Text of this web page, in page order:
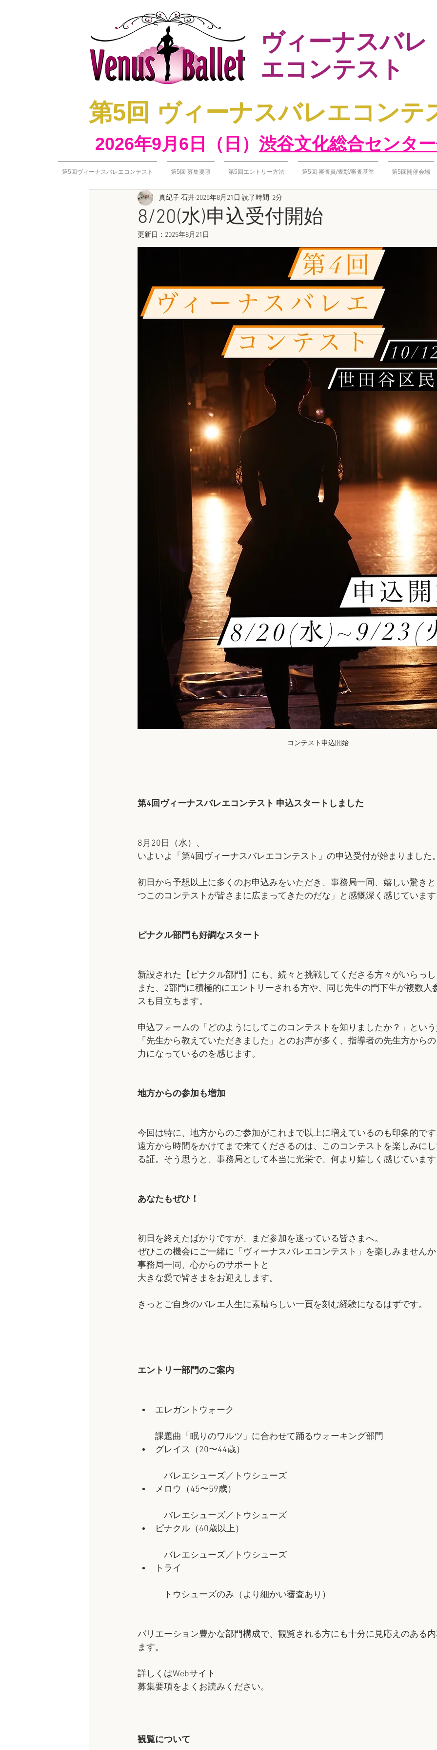
ヴィーナスバレ
エコンテスト
第5回 ヴィーナスバレエコンテ
2026年9月6日（日）​ 渋谷文化総合センタ
第5回ヴィーナスバレエコンテスト 第5回 募集要項 第5回エントリー方法 第5回 審査員/表彰/審査基準 第5回開催会場
8/20(水)申込受付開始
真紀子 石井 2025年8月21日 読了時間: 2分
更新日： 2025年8月21日
コンテスト申込開始
第4回ヴィーナスバレエコンテスト 申込スタートしました
8月20日（水）、
いよいよ「第4回ヴィーナスバレエコンテスト」の申込受付が始まりました
初日から予想以上に多くのお申込みをいただき、事務局一同、嬉しい驚き
つこのコンテストが皆さまに広まってきたのだな」と感慨深く感じていま
ピナクル部門も好調なスタート
新設された【ピナクル部門】にも、続々と挑戦してくださる方々がいらっ
また、2部門に積極的にエントリーされる方や、同じ先生の門下生が複数人
スも目立ちます。
申込フォームの「どのようにしてこのコンテストを知りましたか？」とい
「先生から教えていただきました」とのお声が多く、指導者の先生方から
力になっているのを感じます。
地方からの参加も増加
今回は特に、地方からのご参加がこれまで以上に増えているのも印象的で
遠方から時間をかけてまで来てくださるのは、このコンテストを楽しみに
る証。そう思うと、事務局として本当に光栄で、何より嬉しく感じていま
あなたもぜひ！
初日を終えたばかりですが、まだ参加を迷っている皆さまへ。
ぜひこの機会にご一緒に「ヴィーナスバレエコンテスト」を楽しみません
事務局一同、心からのサポートと
大きな愛で皆さまをお迎えします。
きっとご自身のバレエ人生に素晴らしい一頁を刻む経験になるはずです。
エントリー部門のご案内
エレガントウォーク
課題曲「眠りのワルツ」に合わせて踊るウォーキング部門
グレイス（20〜44歳）
バレエシューズ／トウシューズ
メロウ（45〜59歳）
バレエシューズ／トウシューズ
ピナクル（60歳以上）
バレエシューズ／トウシューズ
トライ
トウシューズのみ（より細かい審査あり）
バリエーション豊かな部門構成で、観覧される方にも十分に見応えのある
ます。
詳しくはWebサイト
募集要項をよくお読みください。
観覧について